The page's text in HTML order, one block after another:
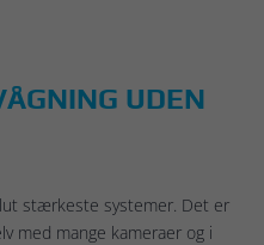
UDEN
stærkeste systemer. Det er
med mange kameraer og i